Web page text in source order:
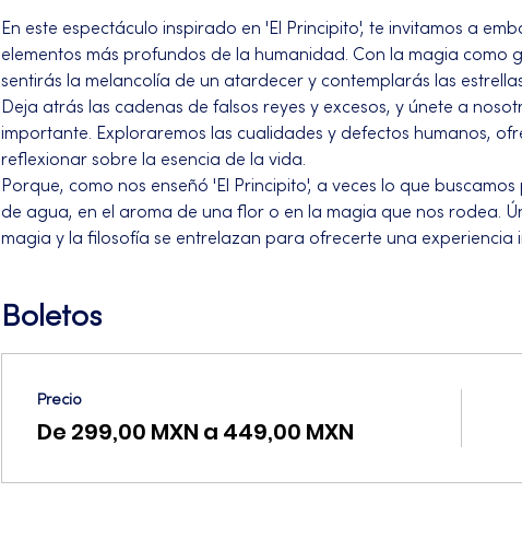
En este espectáculo inspirado en 'El Principito', te invitamos a
elementos más profundos de la humanidad. Con la magia como
sentirás la melancolía de un atardecer y contemplarás las
Deja atrás las cadenas de falsos reyes y excesos, y únete a
importante. Exploraremos las cualidades y defectos humanos,
reflexionar sobre la esencia de la vida.
Porque, como nos enseñó 'El Principito', a veces lo que
de agua, en el aroma de una flor o en la magia que nos rodea.
magia y la filosofía se entrelazan para ofrecerte una experiencia
Boletos
Precio
De 299,00 MXN a 449,00 MXN